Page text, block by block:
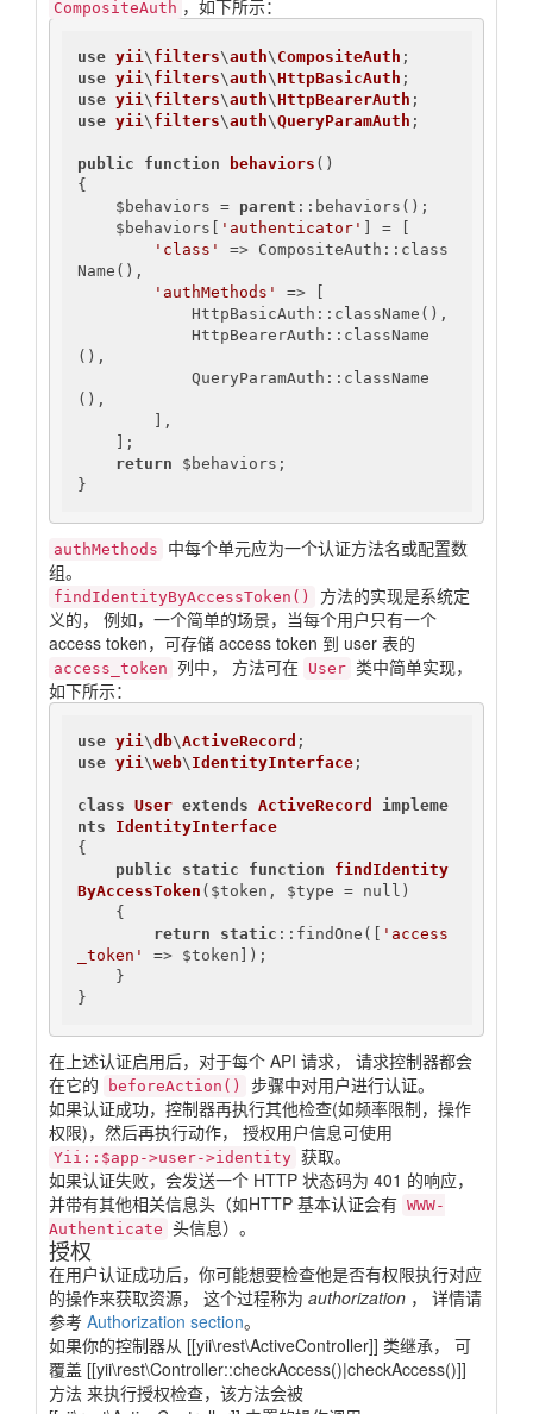
CompositeAuth ，如下所示：
use yii \ filters\auth\ CompositeAuth
use yii \ filters\auth\HttpBasicAuth
use yii \ filters\auth\HttpBearerAuth
use yii \ filters\auth\QueryParamAuth ;
public function behaviors ()
{
$behaviors = parent ::behaviors();
$behaviors[ 'authenticator' ] = [
'class'
=> CompositeAuth::class
Name(),
'authMethods'
=> [
HttpBasicAuth::className(),
HttpBearerAuth::className
(),
QueryParamAuth::className
(),
],
];
return $behaviors;
}
authMethods
中每个单元应为一个认证方法名或配置数
组。
findIdentityByAccessToken()
方法的实现是系统定
义的， 例如，一个简单的场景，当每个用户只有一个
access token，可存储 access token 到 user 表的
access_token 列中， 方法可在 User 类中简单实现，
如下所示：
use yii \db\ActiveRecord
use yii \web\ IdentityInterface;
class User extends ActiveRecord
impleme
nts
IdentityInterface
{
public
static function
findIdentity
ByAccessToken ($token, $type = null)
{
return
static ::findOne([ 'access
_token'
=> $token]);
}
}
在上述认证启用后，对于每个 API 请求， 请求控制器都会
在它的
beforeAction()
步骤中对用户进行认证。
如果认证成功，控制器再执行其他检查(如频率限制，操作
权限)，然后再执行动作， 授权用户信息可使用
Yii::$app->user->identity 获取。
如果认证失败，会发送一个 HTTP 状态码为 401 的响应，
并带有其他相关信息头（如HTTP 基本认证会有 WWW-
Authenticate 头信息）。
授权
在用户认证成功后，你可能想要检查他是否有权限执行对应
的操作来获取资源， 这个过程称为 authorization ， 详情请
参考 Authorization section。
如果你的控制器从 [[yii\rest\ActiveController]] 类继承， 可
覆盖 [[yii\rest\Controller::checkAccess()|checkAccess()]]
方法 来执行授权检查，该方法会被